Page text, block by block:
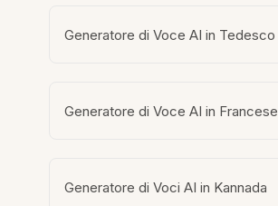
Generatore di Voce AI in Tedesco
Generatore di Voce AI in Francese
Generatore di Voci AI in Kannada